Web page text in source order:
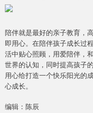
陪伴就是最好的亲子教育，
即用心。在陪伴孩子成长过
活中贴心照顾，用爱陪伴，
世界的认知，同时提高孩子
用心给打造一个快乐阳光的
心成长。
编辑：陈辰